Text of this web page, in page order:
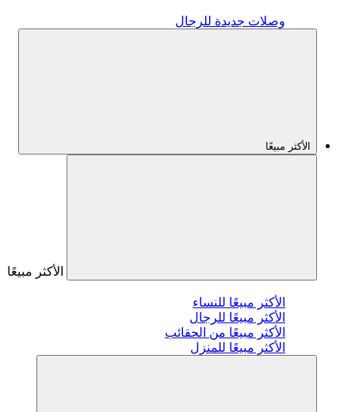
وصلات جديدة للرجال
الأكثر مبيعًا
الأكثر مبيعًا
الأكثر مبيعًا للنساء
الأكثر مبيعًا للرجال
الأكثر مبيعًا من الحقائب
الأكثر مبيعًا للمنزل